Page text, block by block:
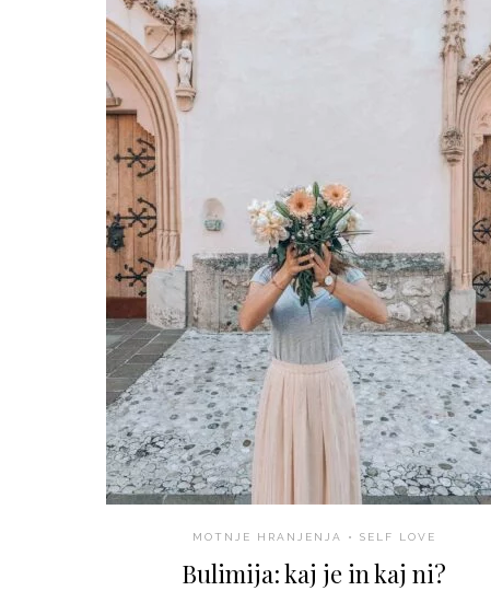
MOTNJE HRANJENJA • SELF LOVE
Bulimija: kaj je in kaj ni?